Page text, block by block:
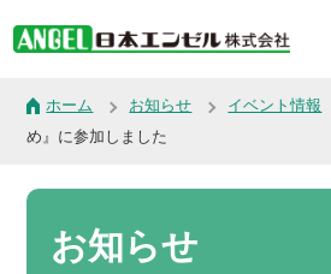
ホーム お知らせ イベント情報
め』に参加しました
お知らせ